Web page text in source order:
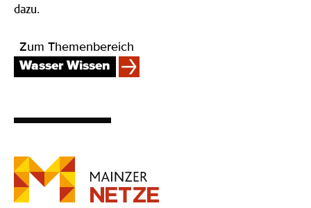
dazu.
Zum Themenbereich
Wasser Wissen